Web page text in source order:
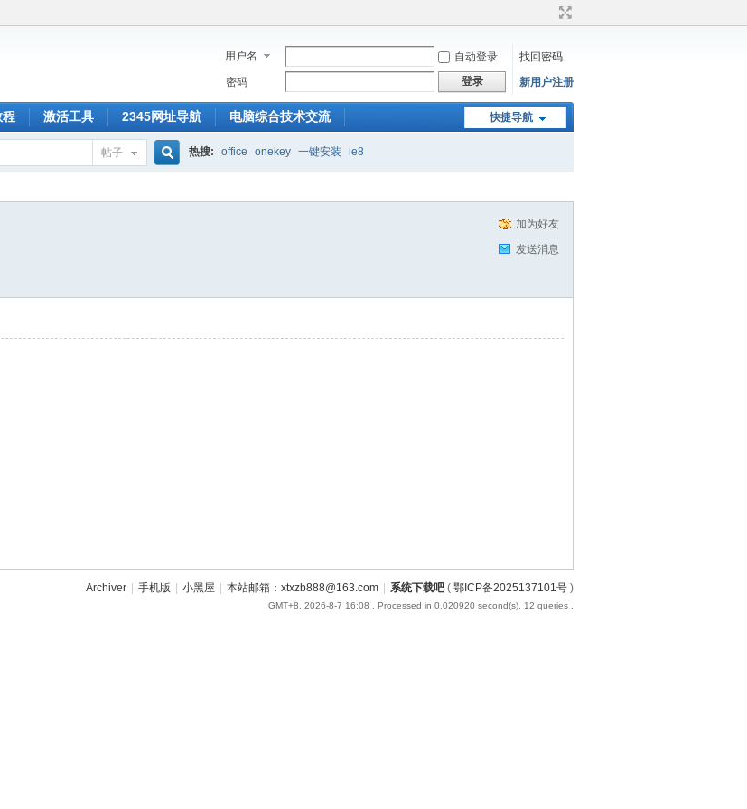
用户名 自动登录
找回密码
密码
登录 新用户注册
快捷导航
程 激活工具 2345网址导航 电脑综合技术交流
帖子 热搜: office onekey 一键安装 ie8
加为好友
发送消息
Archiver 手机版 小黑屋 本站邮箱：xtxzb888@163.com 系统下载吧( 鄂ICP备2025137101号 )
GMT+8, 2026-8-7 16:08 , Processed in 0.020920 second(s), 12 queries .